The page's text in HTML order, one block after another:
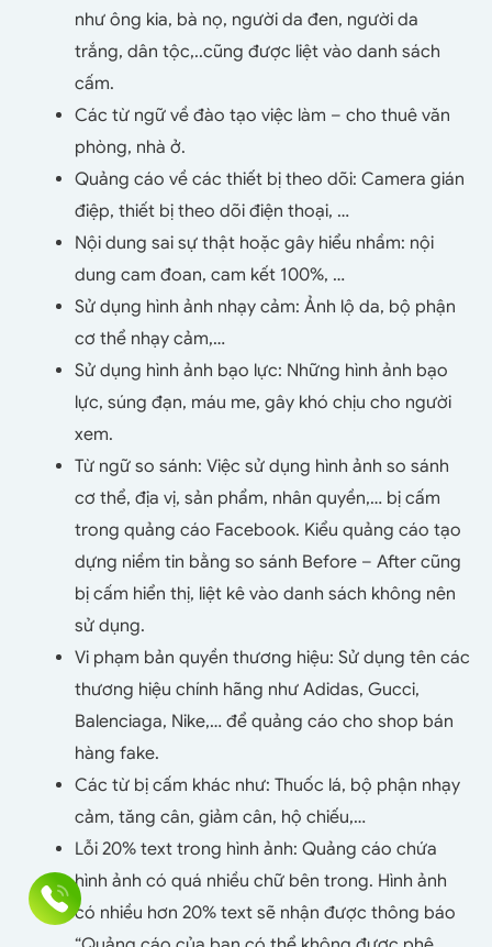
như ông kia, bà nọ, người da đen, người da
trắng, dân tộc,..cũng được liệt vào danh sách
cấm.
Các từ ngữ về đào tạo việc làm – cho thuê văn
phòng, nhà ở.
Quảng cáo về các thiết bị theo dõi: Camera gián
điệp, thiết bị theo dõi điện thoại, …
Nội dung sai sự thật hoặc gây hiểu nhầm: nội
dung cam đoan, cam kết 100%, …
Sử dụng hình ảnh nhạy cảm: Ảnh lộ da, bộ phận
cơ thể nhạy cảm,…
Sử dụng hình ảnh bạo lực: Những hình ảnh bạo
lực, súng đạn, máu me, gây khó chịu cho người
xem.
Từ ngữ so sánh: Việc sử dụng hình ảnh so sánh
cơ thể, địa vị, sản phẩm, nhân quyền,… bị cấm
trong quảng cáo Facebook. Kiểu quảng cáo tạo
dựng niềm tin bằng so sánh Before – After cũng
bị cấm hiển thị, liệt kê vào danh sách không nên
sử dụng.
Vi phạm bản quyền thương hiệu: Sử dụng tên các
thương hiệu chính hãng như Adidas, Gucci,
Balenciaga, Nike,… để quảng cáo cho shop bán
hàng fake.
Các từ bị cấm khác như: Thuốc lá, bộ phận nhạy
cảm, tăng cân, giảm cân, hộ chiếu,…
Lỗi 20% text trong hình ảnh: Quảng cáo chứa
hình ảnh có quá nhiều chữ bên trong. Hình ảnh
có nhiều hơn 20% text sẽ nhận được thông báo